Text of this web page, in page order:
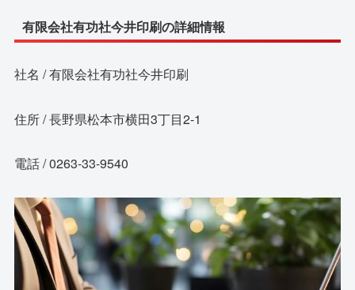
有限会社有功社今井印刷の詳細情報
社名 / 有限会社有功社今井印刷
住所 / 長野県松本市横田3丁目2-1
電話 / 0263-33-9540